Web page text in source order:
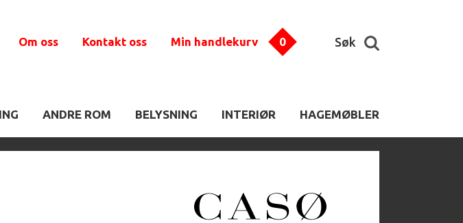
Om oss Kontakt oss Min handlekurv 0 Søk
ANDRE ROM BELYSNING INTERIØR HAGEMØBLER